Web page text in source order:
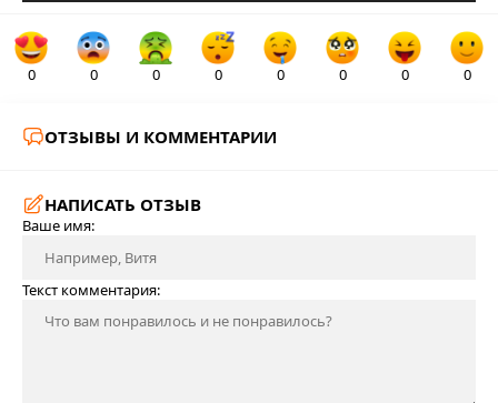
0 0 0 0 0 0 0 0
ОТЗЫВЫ И КОММЕНТАРИИ
НАПИСАТЬ ОТЗЫВ
Ваше имя:
Текст комментария: